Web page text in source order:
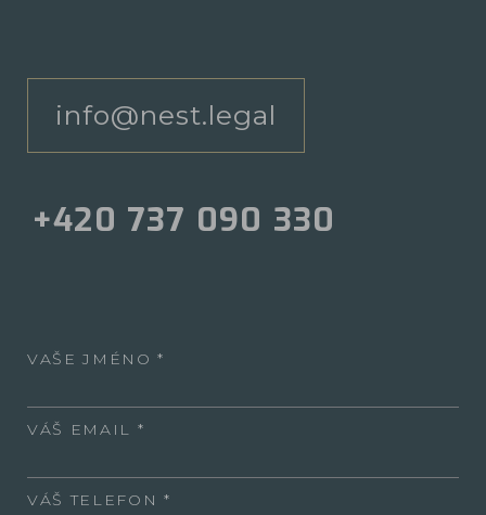
info@nest.legal
+420 737 090 330
VAŠE JMÉNO
VÁŠ EMAIL
VÁŠ TELEFON